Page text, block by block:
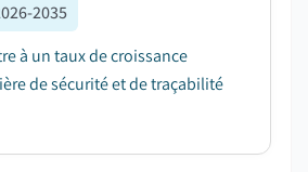
2035
à un taux de croissance
de sécurité et de traçabilité